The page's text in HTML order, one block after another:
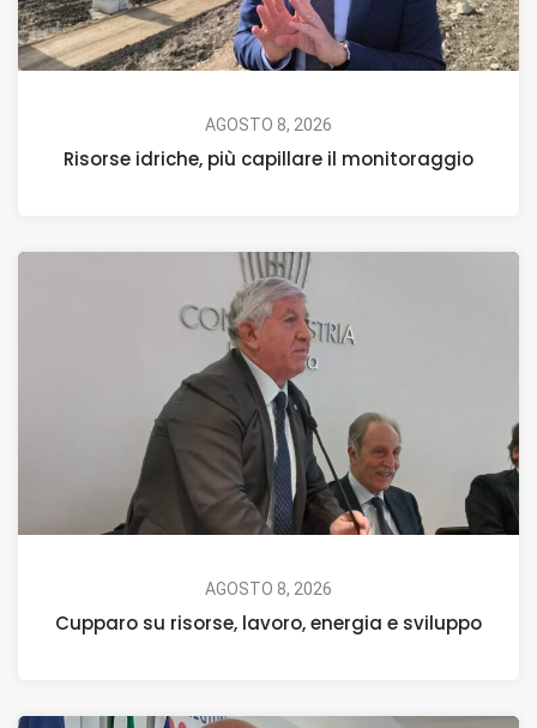
AGOSTO 8, 2026
Risorse idriche, più capillare il monitoraggio
AGOSTO 8, 2026
Cupparo su risorse, lavoro, energia e sviluppo